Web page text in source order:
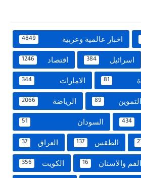
اخبار عالمية وعربية 4849
اسرائيل 384 اقتصاد 1246
81 الامارات 344
التموين 89 الرياضة 2066
434 السودان 51
الطقس 137 العراق 37
الفم والاسنان 16 الكويت 356